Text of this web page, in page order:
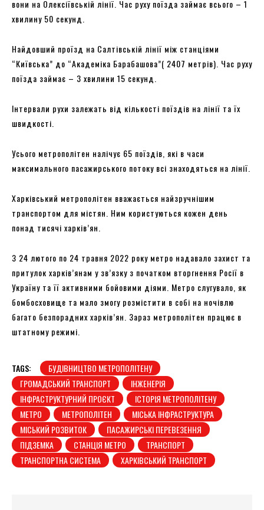
вони на Олексіївській лінії. Час руху поїзда займає всього – 1
хвилину 50 секунд.
Найдовший проїзд на Салтівській лінії між станціями
“Київська” до “Академіка Барабашова”( 2407 метрів). Час руху
поїзда займає – 3 хвилини 15 секунд.
Інтервали рухи залежать від кількості поїздів на лінії та їх
швидкості.
Усього метрополітен налічує 65 поїздів, які в часи
максимального пасажирського потоку всі знаходяться на лінії.
Харківський метрополітен вважається найзручнішим
транспортом для містян. Ним користуються кожен день
понад тисячі харків’ян.
З 24 лютого по 24 травня 2022 року метро надавало захист та
притулок харків’янам у зв’язку з початком вторгнення Росії в
Україну та її активними бойовими діями. Метро слугувало, як
бомбосховище та мало змогу розмістити в собі на ночівлю
багато безпорадних харків’ян. Зараз метрополітен працює в
штатному режимі.
TAGS:
БУДІВНИЦТВО МЕТРОПОЛІТЕНУ
ГРОМАДСЬКИЙ ТРАНСПОРТ
ІНЖЕНЕРІЯ
ІНФРАСТРУКТУРНИЙ ПРОЄКТ
ІСТОРІЯ МЕТРОПОЛІТЕНУ
МЕТРО
МЕТРОПОЛІТЕН
МІСЬКА ІНФРАСТРУКТУРА
МІСЬКИЙ РОЗВИТОК
ПАСАЖИРСЬКІ ПЕРЕВЕЗЕННЯ
ПІДЗЕМКА
СТАНЦІЯ МЕТРО
ТРАНСПОРТ
ТРАНСПОРТНА СИСТЕМА
ХАРКІВСЬКИЙ ТРАНСПОРТ